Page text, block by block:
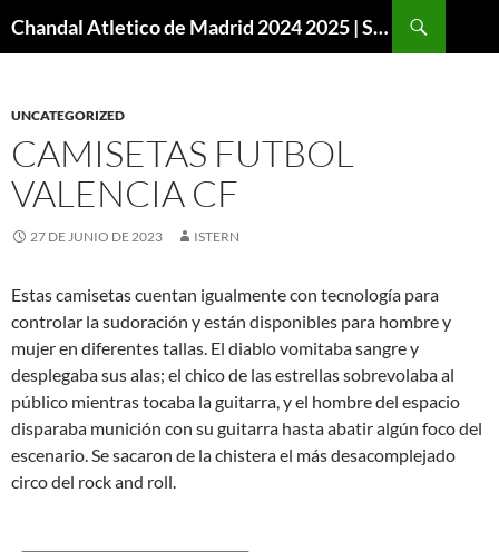
Chandal Atletico de Madrid 2024 2025 | SuperVigo
UNCATEGORIZED
CAMISETAS FUTBOL
VALENCIA CF
27 DE JUNIO DE 2023 ISTERN
Estas camisetas cuentan igualmente con tecnología para
controlar la sudoración y están disponibles para hombre y
mujer en diferentes tallas. El diablo vomitaba sangre y
desplegaba sus alas; el chico de las estrellas sobrevolaba al
público mientras tocaba la guitarra, y el hombre del espacio
disparaba munición con su guitarra hasta abatir algún foco del
escenario. Se sacaron de la chistera el más desacomplejado
circo del rock and roll.